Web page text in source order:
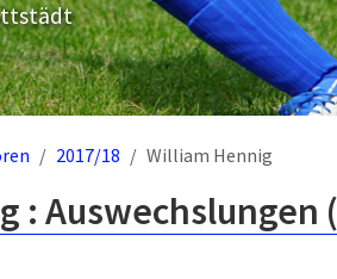
2017/18 William Hennig
: Auswechslungen